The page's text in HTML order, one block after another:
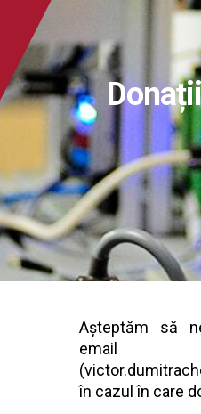
Donații
Așteptăm să
email
(
în cazul în care